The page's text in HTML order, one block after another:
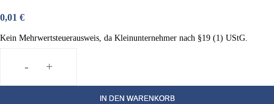
0,01 €
Kein Mehrwertsteuerausweis, da Kleinunternehmer nach §19 (1) UStG.
-
Geburtstagsparty-
+
IN DEN WARENKORB